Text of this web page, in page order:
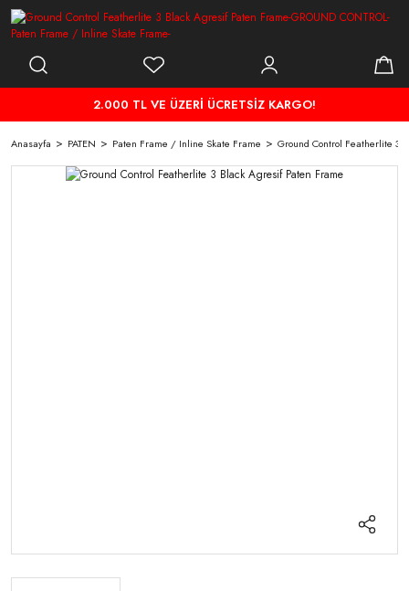
2.000 TL VE ÜZERİ ÜCRETSİZ KARGO!
Anasayfa PATEN Paten Frame / Inline Skate Frame Ground Control Featherlite 3